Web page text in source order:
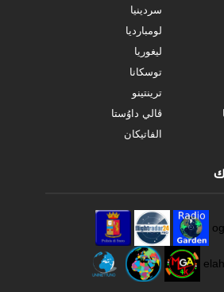
سردينيا
لومبارديا
ليغوريا
توسكانا
ترينتينو
ڤالي داوُستا
الفاتيكان